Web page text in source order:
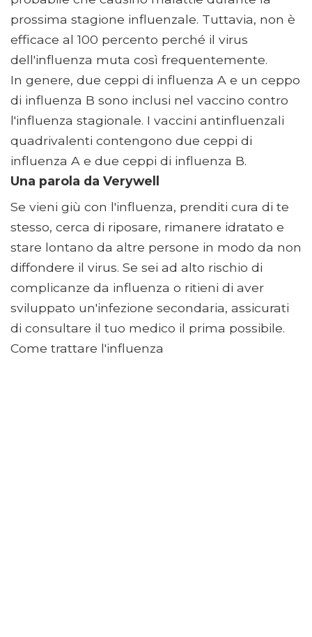
prossima stagione influenzale. Tuttavia, non è
efficace al 100 percento perché il virus
dell'influenza muta così frequentemente.
In genere, due ceppi di influenza A e un ceppo
di influenza B sono inclusi nel vaccino contro
l'influenza stagionale. I vaccini antinfluenzali
quadrivalenti contengono due ceppi di
influenza A e due ceppi di influenza B.
Una parola da Verywell
Se vieni giù con l'influenza, prenditi cura di te
stesso, cerca di riposare, rimanere idratato e
stare lontano da altre persone in modo da non
diffondere il virus. Se sei ad alto rischio di
complicanze da influenza o ritieni di aver
sviluppato un'infezione secondaria, assicurati
di consultare il tuo medico il prima possibile.
Come trattare l'influenza